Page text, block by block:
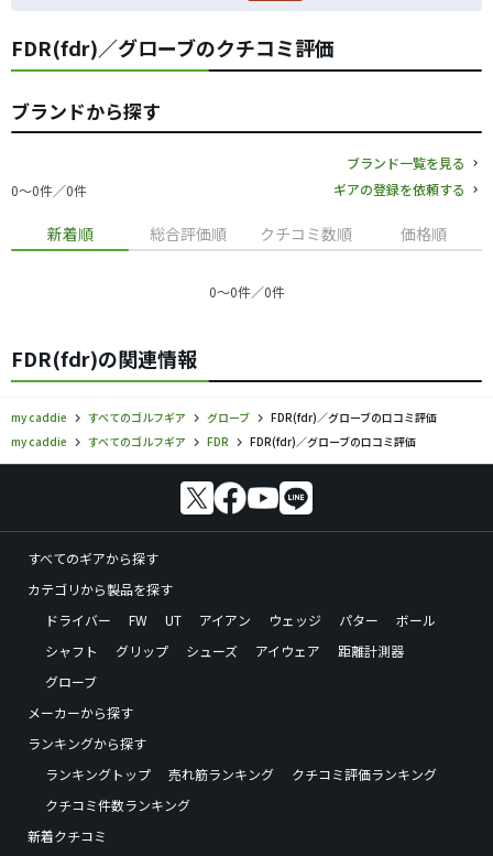
FDR(fdr)／グローブのクチコミ評価
ブランドから探す
0〜0件／0件
ブランド一覧を見る
ギアの登録を依頼する
新着順 総合評価順 クチコミ数順 価格順
0〜0件／0件
FDR(fdr)の関連情報
my caddie すべてのゴルフギア グローブ
FDR(fdr)／グローブの口コミ評価
my caddie
すべてのゴルフギア FDR FDR(fdr)／グローブの口コミ評価
すべてのギアから探す
カテゴリから製品を探す
ドライバー
FW UT アイアン ウェッジ パター
ボール
シャフト
グリップ シューズ アイウェア
距離計測器
グローブ
メーカーから探す
ランキングから探す
ランキングトップ
売れ筋ランキング
クチコミ評価ランキング
クチコミ件数ランキング
新着クチコミ